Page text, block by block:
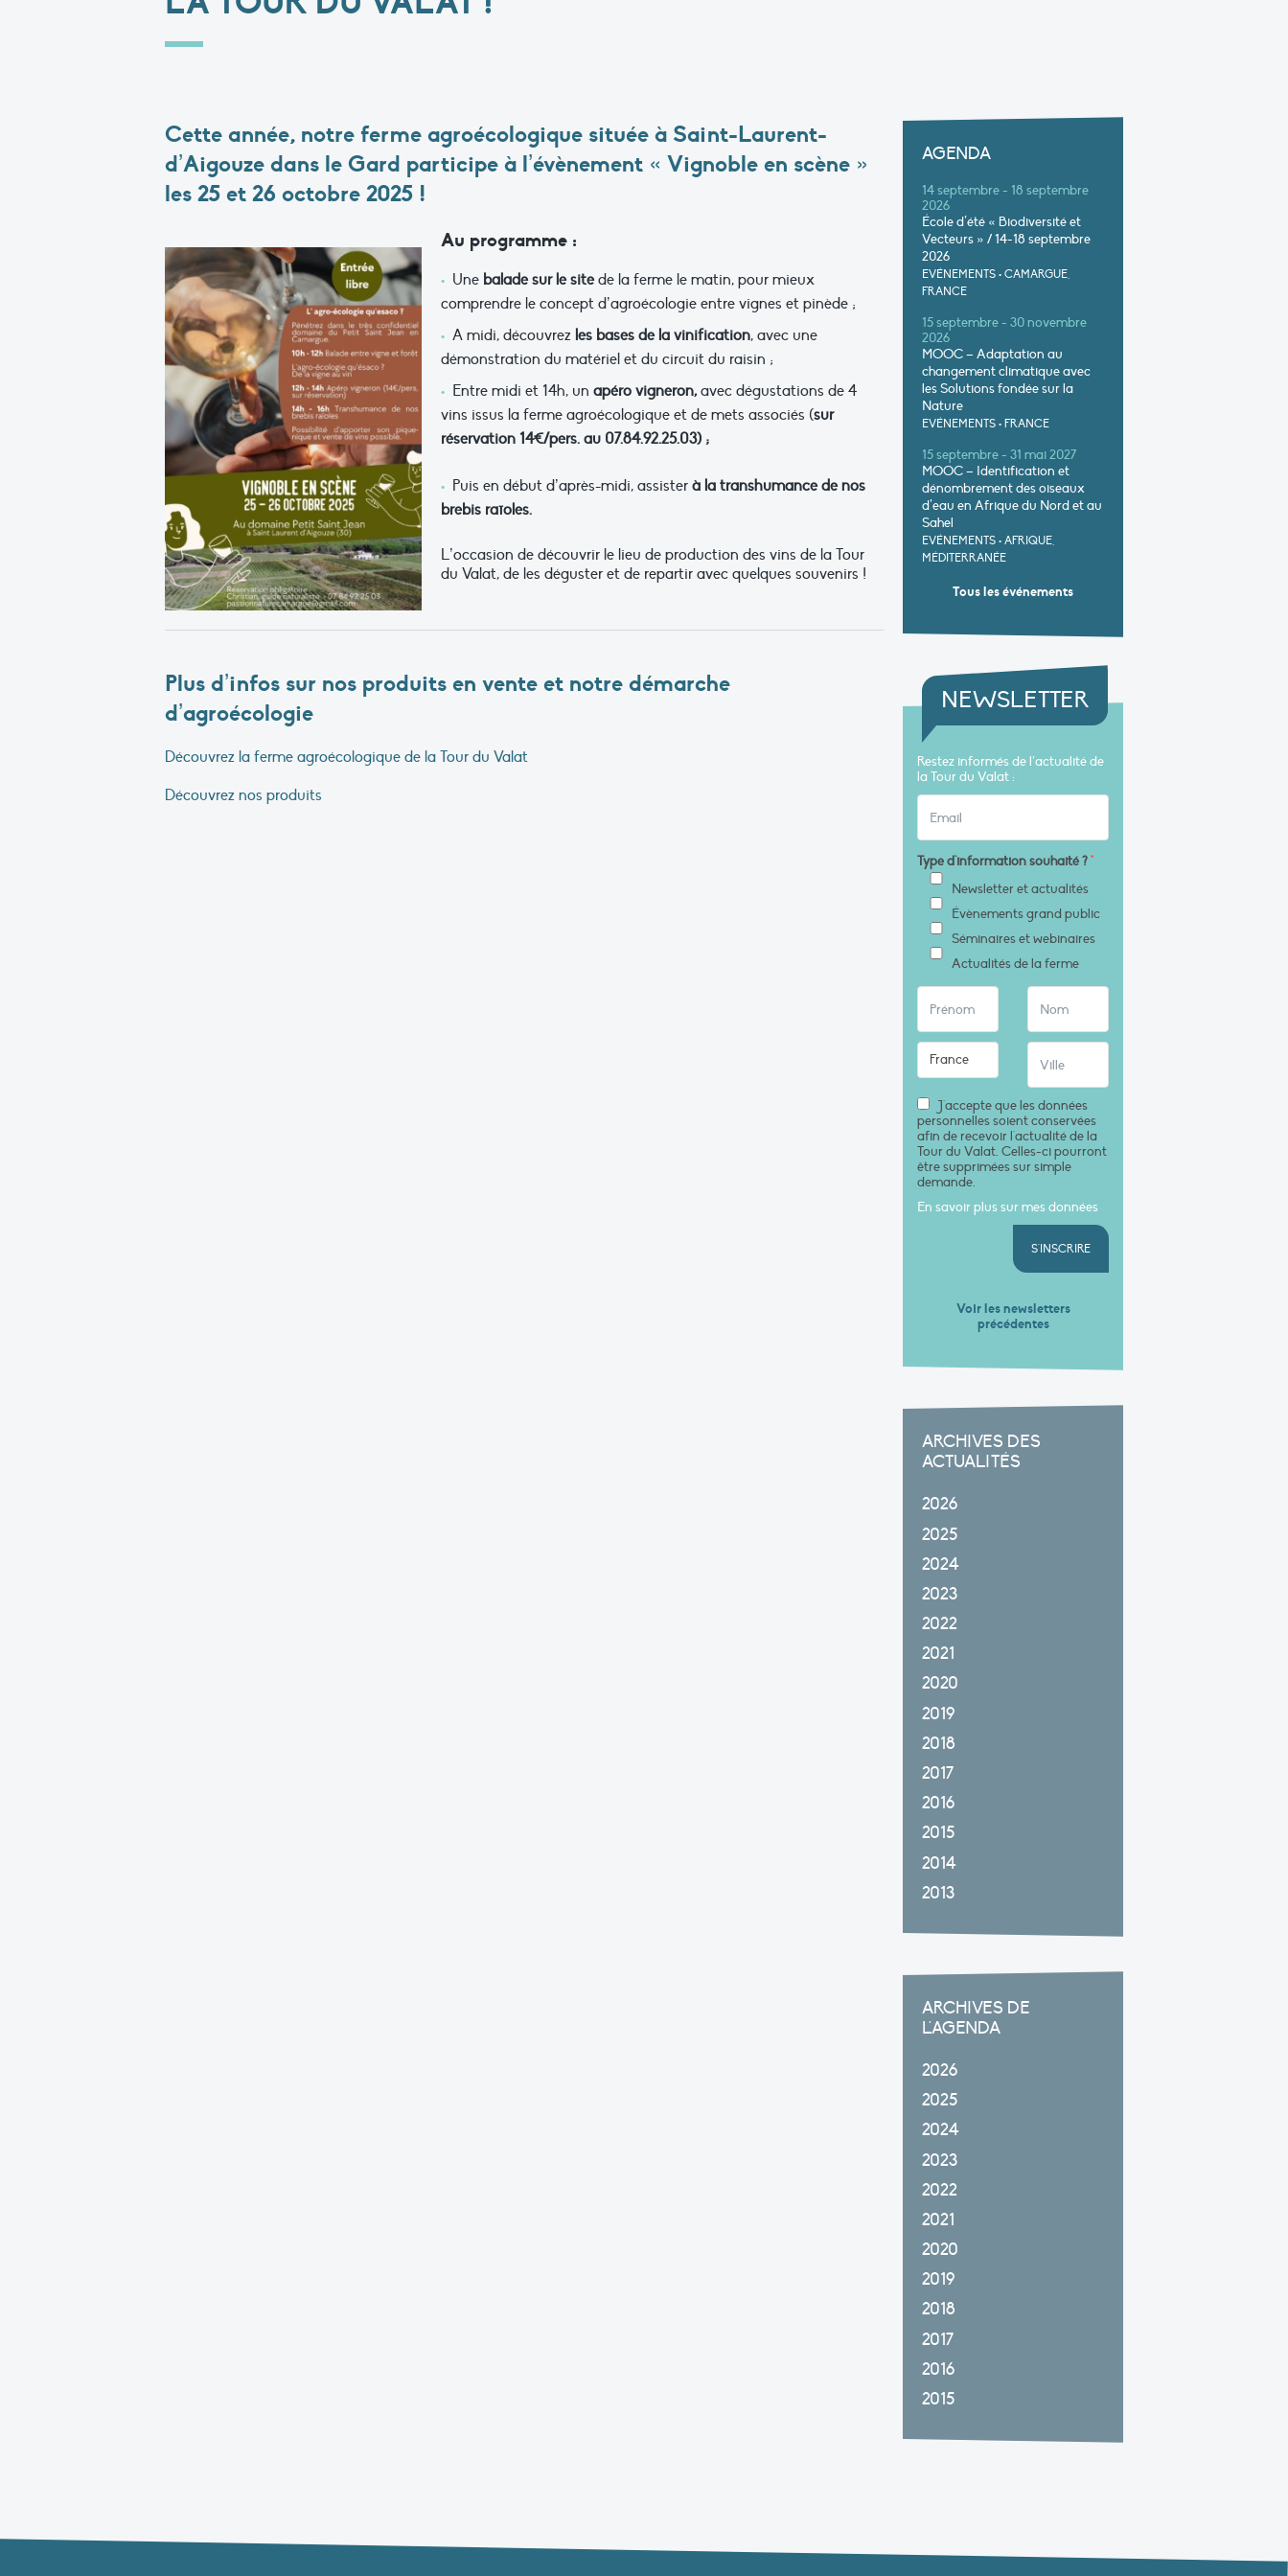
Cette année, notre ferme agroécologique située à Saint-Laurent-
d’Aigouze dans le Gard participe à l’évènement « Vignoble en scène »
les 25 et 26 octobre 2025 !
Au programme :
Une balade sur le sitede la ferme le matin, pour mieux
comprendre le concept d’agroécologie entre vignes et pinède ;
A midi, découvrez les bases de la vinification, avec une
démonstration du matériel et du circuit du raisin ;
Entre midi et 14h, un apéro vigneron,avec dégustations de 4
vins issus la ferme agroécologique et de mets associés (sur
réservation 14€/pers. au 07.84.92.25.03) ;
Puis en début d’après-midi, assister à la transhumance de nos
brebis raïoles.
L’occasion de découvrir le lieu de production des vins de la Tour
du Valat, de les déguster et de repartir avec quelques souvenirs !
Plus d’infos sur nos produits en vente et notre démarche
d’agroécologie
Découvrez la ferme agroécologique de la Tour du Valat
Découvrez nos produits
AGENDA
14 septembre - 18 septembre
2026
École d’été « Biodiversité et
Vecteurs » / 14-18 septembre
2026
EVÉNEMENTS • CAMARGUE,
FRANCE
15 septembre - 30 novembre
2026
MOOC – Adaptation au
changement climatique avec
les Solutions fondée sur la
Nature
EVÉNEMENTS • FRANCE
15 septembre - 31 mai 2027
MOOC – Identification et
dénombrement des oiseaux
d’eau en Afrique du Nord et au
Sahel
EVÉNEMENTS • AFRIQUE,
MÉDITERRANÉE
Tous les événements
NEWSLETTER
Restez informés de l’actualité de
la Tour du Valat :
Type d'information souhaité ?*
Newsletter et actualités
Évènements grand public
Séminaires et webinaires
Actualités de la ferme
J'accepte que les données
personnelles soient conservées
afin de recevoir l'actualité de la
Tour du Valat. Celles-ci pourront
être supprimées sur simple
demande.
En savoir plus sur mes données
S'INSCRIRE
Voir les newsletters
précédentes
ARCHIVES DES
ACTUALITÉS
2026
2025
2024
2023
2022
2021
2020
2019
2018
2017
2016
2015
2014
2013
ARCHIVES DE
L'AGENDA
2026
2025
2024
2023
2022
2021
2020
2019
2018
2017
2016
2015